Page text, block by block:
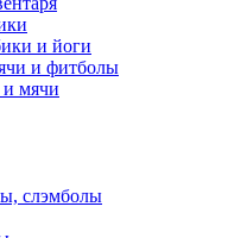
и йоги
и фитболы
мячи
слэмболы